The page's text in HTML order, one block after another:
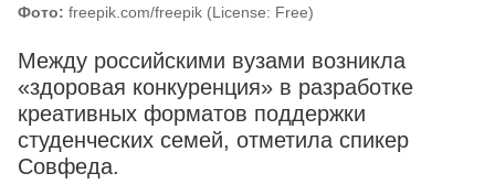
Фото: freepik.com/freepik (License: Free)
Между российскими вузами возникла
«здоровая конкуренция» в разработке
креативных форматов поддержки
студенческих семей, отметила спикер
Совфеда.